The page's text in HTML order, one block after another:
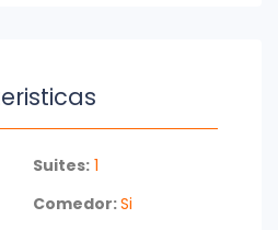
Suites: 1
Comedor:Si